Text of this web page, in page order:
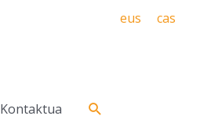
eus cas
Kontaktua Search